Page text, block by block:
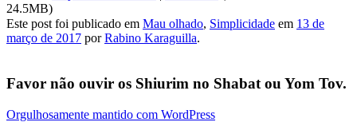
24.5MB)
Este post foi publicado em Mau olhado, Simplicidade em 13 de
março de 2017 porRabino Karaguilla.
Favor não ouvir os Shiurim no Shabat ou Yom Tov.
Orgulhosamente mantido com WordPress